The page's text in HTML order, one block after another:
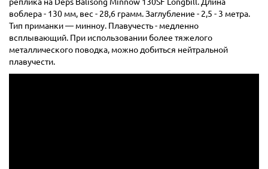
воблера - 130 мм, вес - 28,6 грамм. Заглубление - 2,5 - 3 метра.
Тип приманки — минноу. Плавучесть - медленно
всплывающий. При использовании более тяжелого
металлического поводка, можно добиться нейтральной
плавучести.